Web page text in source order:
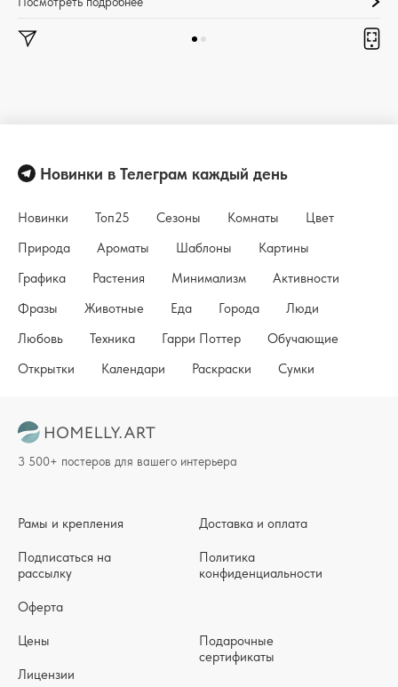
Новинки в Телеграм каждый день
Новинки Топ25 Сезоны Комнаты
Цвет
Природа
Ароматы Шаблоны
Картины
Графика
Растения Минимализм
Активности
Фразы
Животные Еда Города
Люди
Любовь
Техника Гарри Поттер
Обучающие
Открытки
Календари Раскраски Сумки
Рамы и крепления
Подписаться на
рассылку
Оферта
Доставка и оплата
Политика
конфиденциальности
Цены
Лицензии
Подарочные
сертификаты
3 500+ постеров для вашего интерьера